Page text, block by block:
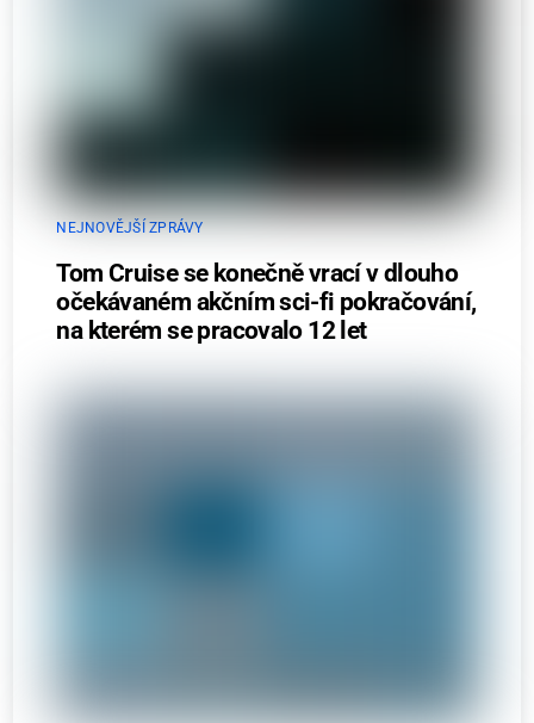
NEJNOVĚJŠÍ ZPRÁVY
Tom Cruise se konečně vrací v dlouho
očekávaném akčním sci-fi pokračování,
na kterém se pracovalo 12 let